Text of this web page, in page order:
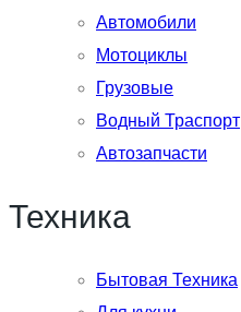
Автомобили
Мотоциклы
Грузовые
Водный Траспорт
Автозапчасти
Техника
Бытовая Техника